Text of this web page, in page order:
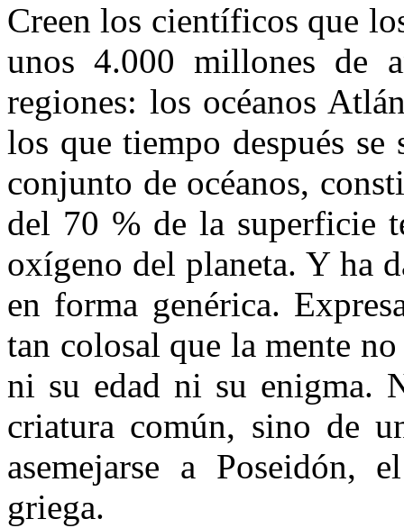
Creen los científicos que
unos 4.000 millones de
regiones: los océanos
los que tiempo después
conjunto de océanos,
del 70 % de la superficie
oxígeno del planeta. Y ha
en forma genérica.
tan colosal que la mente
ni su edad ni su enigma.
criatura común, sino de
asemejarse a
griega.